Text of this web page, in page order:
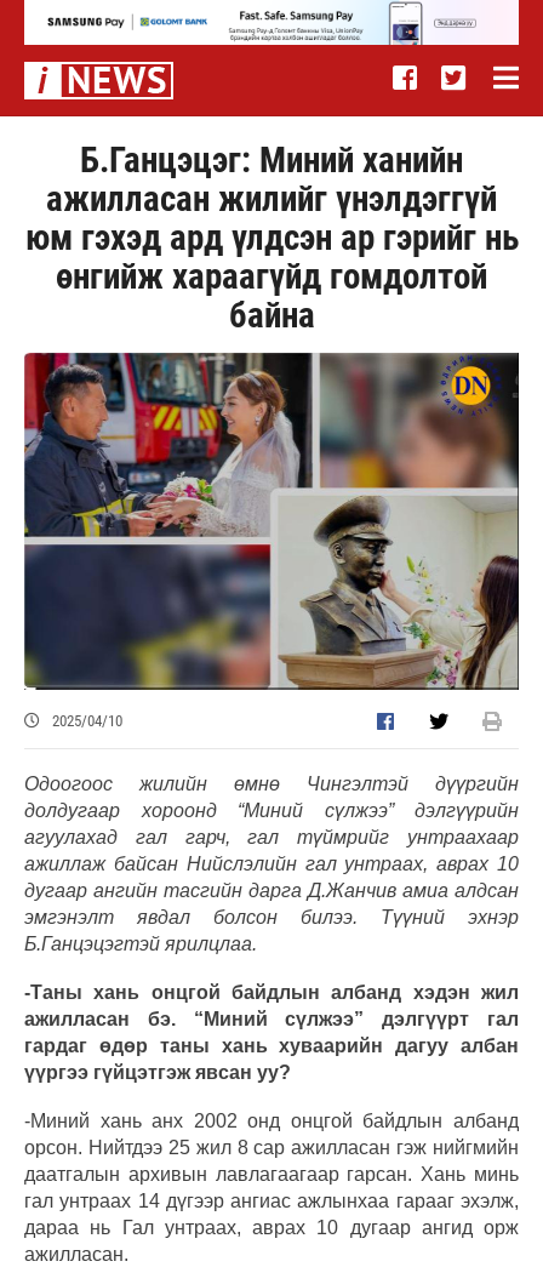
Б.Ганцэцэг: Миний ханийн
ажилласан жилийг үнэлдэггүй
юм гэхэд ард үлдсэн ар гэрийг нь
өнгийж хараагүйд гомдолтой
байна
2025/04/10
Одоогоос жилийн өмнө Чингэлтэй дүүргийн
долдугаар хороонд “Миний сүлжээ” дэлгүүрийн
агуулахад гал гарч, гал түймрийг унтраахаар
ажиллаж байсан Нийслэлийн гал унтраах, аврах 10
дугаар ангийн тасгийн дарга Д.Жанчив амиа алдсан
эмгэнэлт явдал болсон билээ. Түүний эхнэр
Б.Ганцэцэгтэй ярилцлаа.
-Таны хань онцгой байдлын албанд хэдэн жил
ажилласан бэ. “Миний сүлжээ” дэлгүүрт гал
гардаг өдөр таны хань хуваарийн дагуу албан
үүргээ гүйцэтгэж явсан уу?
-Миний хань анх 2002 онд онцгой байдлын албанд
орсон. Нийтдээ 25 жил 8 сар ажилласан гэж нийгмийн
даатгалын архивын лавлагаагаар гарсан. Хань минь
гал унтраах 14 дүгээр ангиас ажлынхаа гарааг эхэлж,
дараа нь Гал унтраах, аврах 10 дугаар ангид орж
ажилласан.